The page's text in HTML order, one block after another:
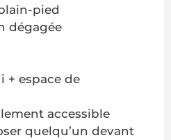
pied
dégagée
+ espace de
accessible
quelqu’un devant